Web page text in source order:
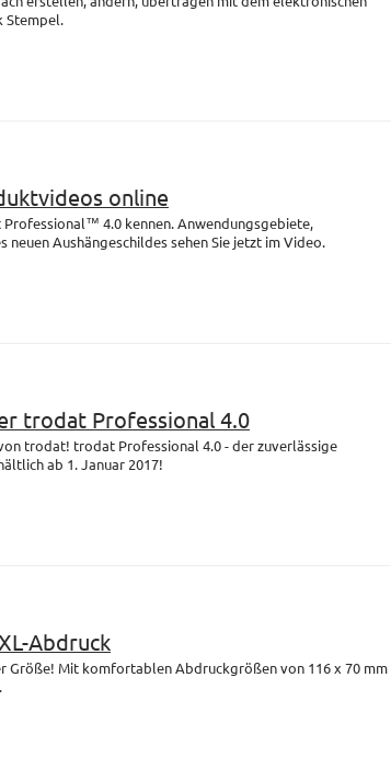
Stempel.
online
Professional™ 4.0 kennen. Anwendungsgebiete,
neuen Aushängeschildes sehen Sie jetzt im Video.
trodat Professional 4.0
trodat! trodat Professional 4.0 - der zuverlässige
ab 1. Januar 2017!
Abdruck
Größe! Mit komfortablen Abdruckgrößen von 116 x 70 mm